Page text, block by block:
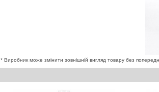
* Виробник може змінити зовнішній вигляд товару без